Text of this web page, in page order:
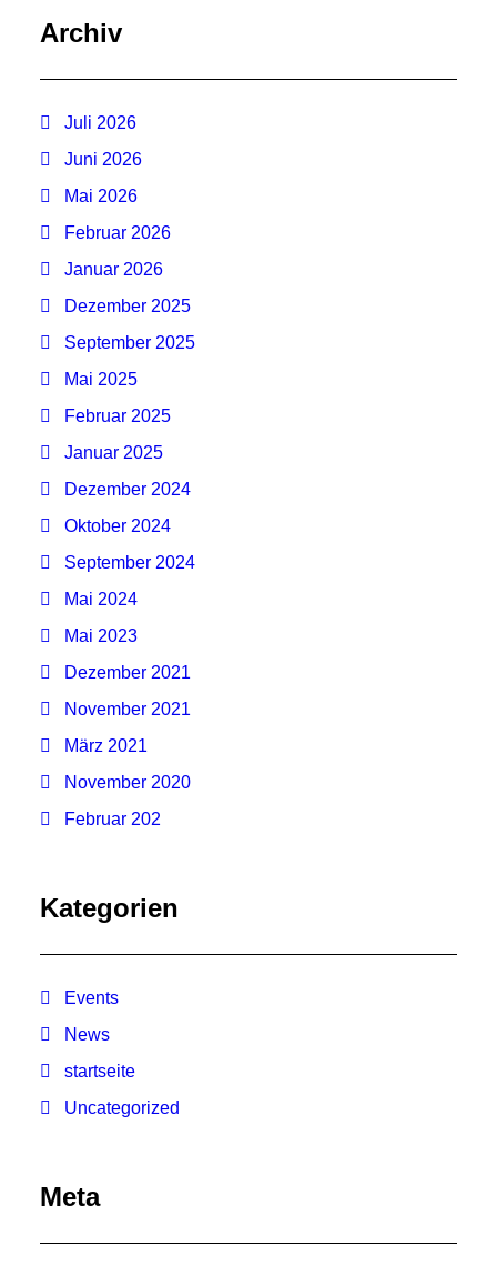
Archiv
Juli 2026
Juni 2026
Mai 2026
Februar 2026
Januar 2026
Dezember 2025
September 2025
Mai 2025
Februar 2025
Januar 2025
Dezember 2024
Oktober 2024
September 2024
Mai 2024
Mai 2023
Dezember 2021
November 2021
März 2021
November 2020
Februar 202
Kategorien
Events
News
startseite
Uncategorized
Meta